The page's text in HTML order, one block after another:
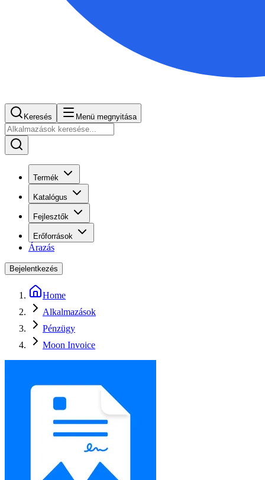
Keresés Menü megnyitása
Termék
Katalógus
Fejlesztők
Erőforrások
Árazás
Bejelentkezés
Home
Alkalmazások
Pénzügy
Moon Invoice